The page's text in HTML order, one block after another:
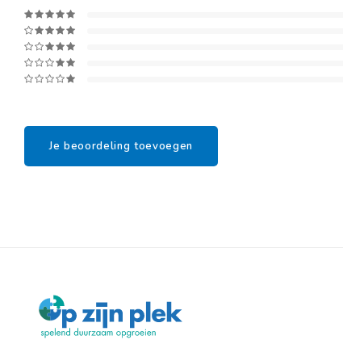
Je beoordeling toevoegen